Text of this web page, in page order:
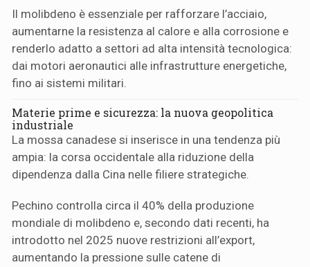
Il molibdeno è essenziale per rafforzare l’acciaio,
aumentarne la resistenza al calore e alla corrosione e
renderlo adatto a settori ad alta intensità tecnologica:
dai motori aeronautici alle infrastrutture energetiche,
fino ai sistemi militari.
Materie prime e sicurezza: la nuova geopolitica
industriale
La mossa canadese si inserisce in una tendenza più
ampia: la corsa occidentale alla riduzione della
dipendenza dalla Cina nelle filiere strategiche.
Pechino controlla circa il 40% della produzione
mondiale di molibdeno e, secondo dati recenti, ha
introdotto nel 2025 nuove restrizioni all’export,
aumentando la pressione sulle catene di